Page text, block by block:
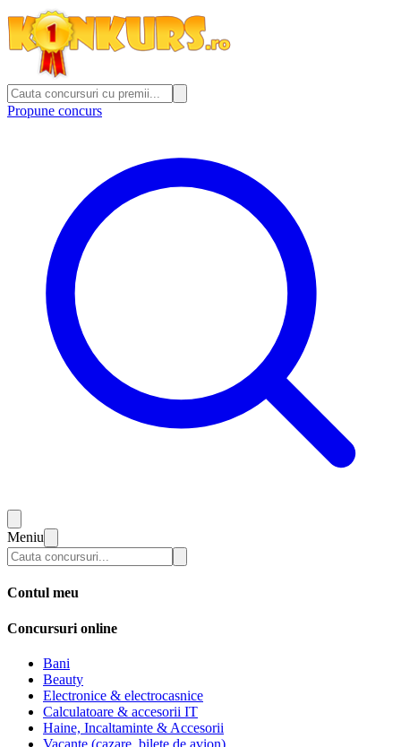
Propune concurs
Meniu
Contul meu
Concursuri online
Bani
Beauty
Electronice & electrocasnice
Calculatoare & accesorii IT
Haine, Incaltaminte & Accesorii
Vacante (cazare, bilete de avion)